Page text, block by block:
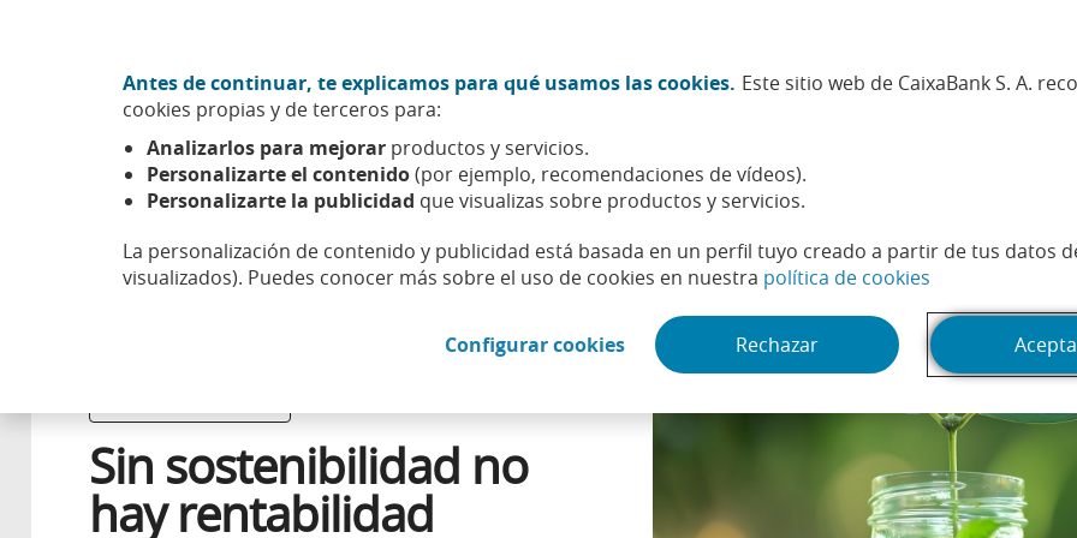
Antes de continuar, te explicamos para qué usamos las cookies. Este sitio web de CaixaBank S. A.
cookies propias y de terceros para:
Analizarlos para mejorar productos y servicios.
Personalizarte el contenido(por ejemplo, recomendaciones de vídeos).
Personalizarte la publicidad que visualizas sobre productos y servicios.
La personalización de contenido y publicidad está basada en un perfil tuyo creado a partir de tus datos
visualizados). Puedes conocer más sobre el uso de cookies en nuestra política de cookies
Configurar cookies(Abrir en ventana nueva)
Rechazar
Sobre nosotros
Esfera Compromiso Gestión sostenible Sin sostenibilidad no hay rentabilidad
17 NOVIEMBRE 2025
Sin sostenibilidad no
hay rentabilidad